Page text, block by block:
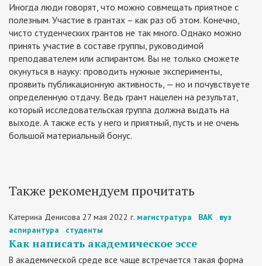
Иногда люди говорят, что можно совмещать приятное с
полезным. Участие в грантах – как раз об этом. Конечно,
чисто студенческих грантов не так много. Однако можно
принять участие в составе группы, руководимой
преподавателем или аспирантом. Вы не только сможете
окунуться в науку: проводить нужные эксперименты,
проявить публикационную активность, — но и почувствуете
определенную отдачу. Ведь грант нацелен на результат,
который исследовательская группа должна выдать на
выходе. А также есть у него и приятный, пусть и не очень
большой материальный бонус.
Также рекомендуем прочитать
Катерина Денисова 27 мая 2022 г. магистратура ВАК
вуз
аспирантура
студенты
Как написать академическое эссе
В академической среде все чаще встречается такая форма